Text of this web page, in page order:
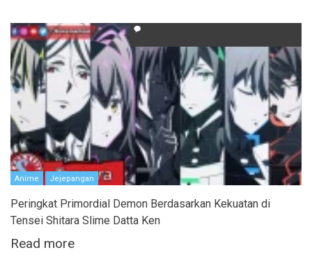
Anime Jejepangan
Peringkat Primordial Demon Berdasarkan Kekuatan di
Tensei Shitara Slime Datta Ken
Read more